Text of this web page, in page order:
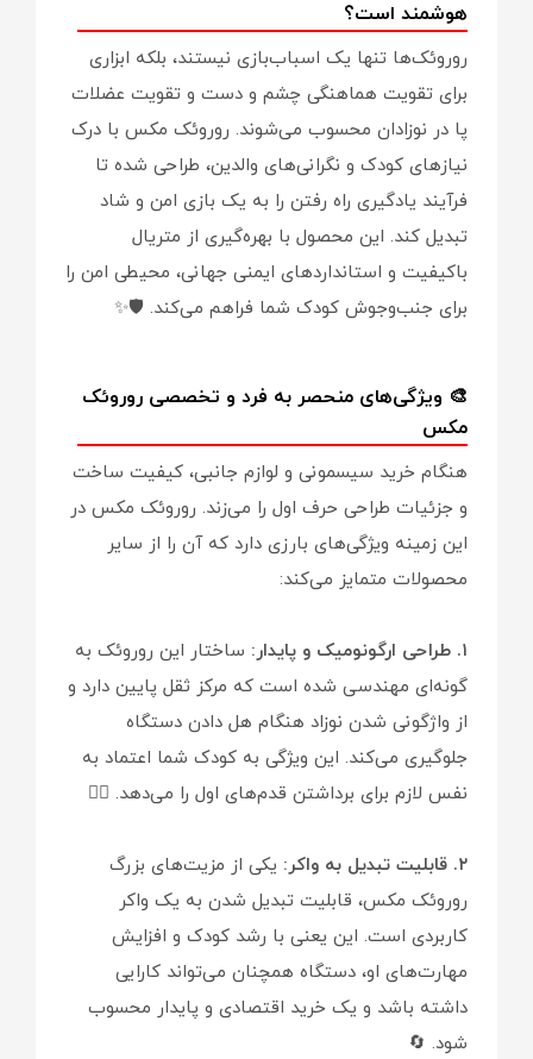
هوشمند است؟
روروئک‌ها تنها یک اسباب‌بازی نیستند، بلکه ابزاری
برای تقویت هماهنگی چشم و دست و تقویت عضلات
پا در نوزادان محسوب می‌شوند. روروئک مکس با درک
نیازهای کودک و نگرانی‌های والدین، طراحی شده تا
فرآیند یادگیری راه رفتن را به یک بازی امن و شاد
تبدیل کند. این محصول با بهره‌گیری از متریال
باکیفیت و استانداردهای ایمنی جهانی، محیطی امن را
برای جنب‌وجوش کودک شما فراهم می‌کند. 🛡️✨
🎨 ویژگی‌های منحصر به فرد و تخصصی روروئک
مکس
هنگام خرید سیسمونی و لوازم جانبی، کیفیت ساخت
و جزئیات طراحی حرف اول را می‌زند. روروئک مکس در
این زمینه ویژگی‌های بارزی دارد که آن را از سایر
محصولات متمایز می‌کند:
۱. طراحی ارگونومیک و پایدار:
ساختار این روروئک به
گونه‌ای مهندسی شده است که مرکز ثقل پایین دارد و
از واژگونی شدن نوزاد هنگام هل دادن دستگاه
جلوگیری می‌کند. این ویژگی به کودک شما اعتماد به
نفس لازم برای برداشتن قدم‌های اول را می‌دهد. 🚶‍♂️
۲. قابلیت تبدیل به واکر:
یکی از مزیت‌های بزرگ
روروئک مکس، قابلیت تبدیل شدن به یک واکر
کاربردی است. این یعنی با رشد کودک و افزایش
مهارت‌های او، دستگاه همچنان می‌تواند کارایی
داشته باشد و یک خرید اقتصادی و پایدار محسوب
شود. 🔄